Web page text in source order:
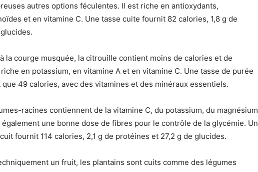
autres options féculentes. Il est riche en antioxydants,
et en vitamine C. Une tasse cuite fournit 82 calories, 1,8 g de
la courge musquée, la citrouille contient moins de calories et de
en potassium, en vitamine A et en vitamine C. Une tasse de purée
49 calories, avec des vitamines et des minéraux essentiels.
racines contiennent de la vitamine C, du potassium, du magnésium
une bonne dose de fibres pour le contrôle de la glycémie. Un
fournit 114 calories, 2,1 g de protéines et 27,2 g de glucides.
un fruit, les plantains sont cuits comme des légumes